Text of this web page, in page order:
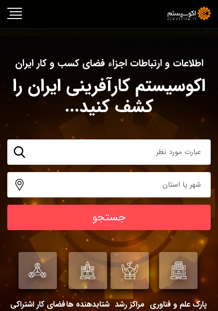
اطلاعات و ارتباطات اجزاء فضای کسب و کار ایران
اکوسیستم کارآفرینی ایران را
کشف کنید...
جستجو
پارک علم و فناوری مراکز رشد شتابدهنده هافضای کار اشتراکی